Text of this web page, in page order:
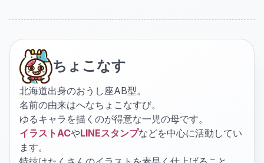
ちょこなす
北海道出身のおうし座AB型。
名前の由来はへなちょこなすび。
ゆるキャラを描くのが得意な一児の母です。
イラストACやLINEスタンプなどを中心に活動してい
ます。